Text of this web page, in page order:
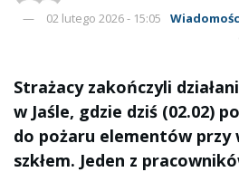
02 lutego 2026 - 15:05
Strażacy zakończyli
w Jaśle, gdzie dziś (02.02)
do pożaru elementów przy
szkłem. Jeden z